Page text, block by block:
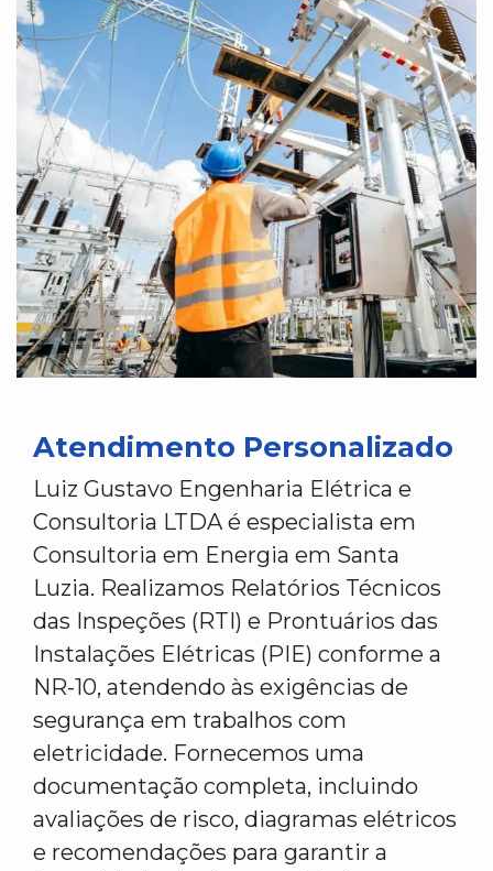
Atendimento Personalizado
Luiz Gustavo Engenharia Elétrica e
Consultoria LTDA é especialista em
Consultoria em Energia em Santa
Luzia. Realizamos Relatórios Técnicos
das Inspeções (RTI) e Prontuários das
Instalações Elétricas (PIE) conforme a
NR-10, atendendo às exigências de
segurança em trabalhos com
eletricidade. Fornecemos uma
documentação completa, incluindo
avaliações de risco, diagramas elétricos
e recomendações para garantir a